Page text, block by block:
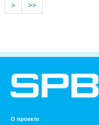
> >>
О проекте